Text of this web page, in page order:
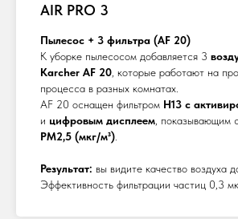
AIR PRO 3
Пылесос + 3 фильтра (AF 20)
К уборке пылесосом добавляется 3
Karcher AF 20 , которые работают на
процесса в разных комнатах.
AF 20 оснащен фильтром H13 с
и цифровым дисплеем , показывающим
PM2,5 (мкг/м³)
Результат: вы видите качество воздуха
Эффективность фильтрации частиц 0,3